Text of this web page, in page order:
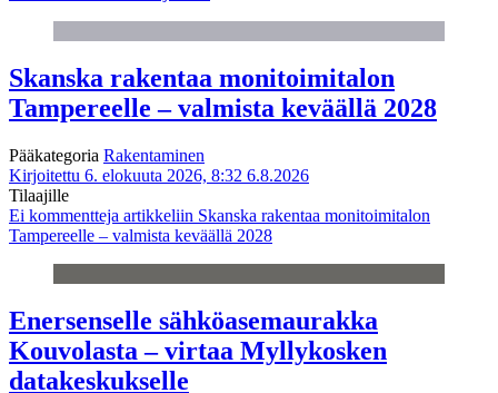
Skanska rakentaa monitoimitalon
Tampereelle – valmista keväällä 2028
Pääkategoria Rakentaminen
Kirjoitettu 6. elokuuta 2026, 8:32 6.8.2026
Tilaajille
Ei kommentteja artikkeliin Skanska rakentaa monitoimitalon
Tampereelle – valmista keväällä 2028
Enersenselle sähköasemaurakka
Kouvolasta – virtaa Myllykosken
datakeskukselle